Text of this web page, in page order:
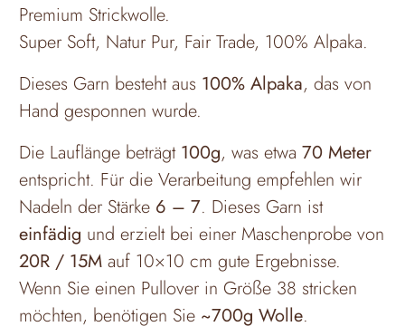
Premium Strickwolle.
Super Soft, Natur Pur, Fair Trade, 100% Alpaka.
Dieses Garn besteht aus 100% Alpaka, das von
Hand gesponnen wurde.
Die Lauflänge beträgt 100g, was etwa 70 Meter
entspricht. Für die Verarbeitung empfehlen wir
Nadeln der Stärke 6 – 7. Dieses Garn ist
einfädig und erzielt bei einer Maschenprobe von
20R / 15Mauf 10×10 cm gute Ergebnisse.
Wenn Sie einen Pullover in Größe 38 stricken
möchten, benötigen Sie ~700g Wolle.